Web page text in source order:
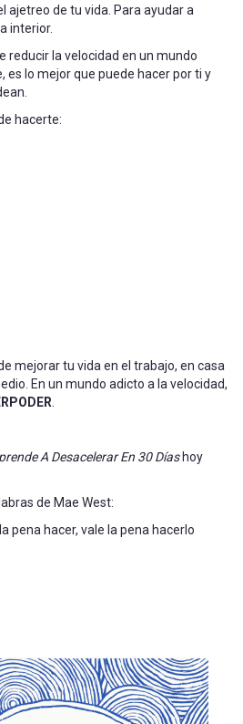
ajetreo de tu vida. Para ayudar a
interior.
reducir la velocidad en un mundo
es lo mejor que puede hacer por ti y
hacerte:
mejorar tu vida en el trabajo, en casa
En un mundo adicto a la velocidad,
A Desacelerar En 30 Díashoy
de Mae West:
pena hacer, vale la pena hacerlo